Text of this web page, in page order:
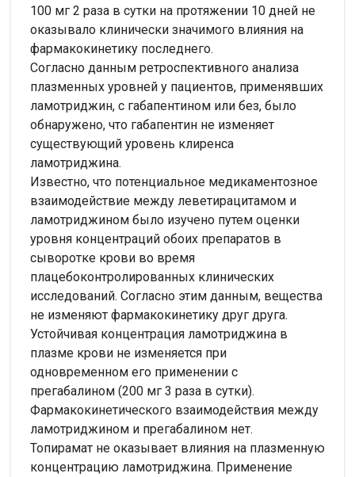
100 мг 2 раза в сутки на протяжении 10 дней не
оказывало клинически значимого влияния на
фармакокинетику последнего.
Согласно данным ретроспективного анализа
плазменных уровней у пациентов, применявших
ламотриджин, с габапентином или без, было
обнаружено, что габапентин не изменяет
существующий уровень клиренса
ламотриджина.
Известно, что потенциальное медикаментозное
взаимодействие между леветирацитамом и
ламотриджином было изучено путем оценки
уровня концентраций обоих препаратов в
сыворотке крови во время
плацебоконтролированных клинических
исследований. Согласно этим данным, вещества
не изменяют фармакокинетику друг друга.
Устойчивая концентрация ламотриджина в
плазме крови не изменяется при
одновременном его применении с
прегабалином (200 мг 3 раза в сутки).
Фармакокинетического взаимодействия между
ламотриджином и прегабалином нет.
Топирамат не оказывает влияния на плазменную
концентрацию ламотриджина. Применение